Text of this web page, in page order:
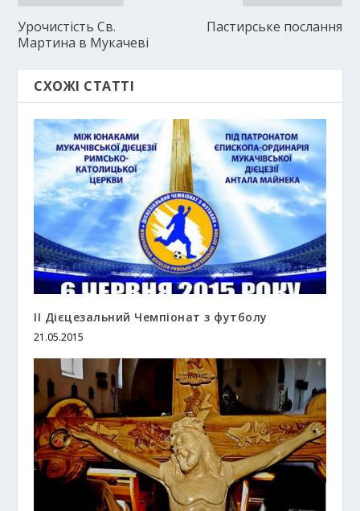
Урочистість Св.
Мартина в Мукачеві
Пастирське послання
СХОЖІ СТАТТІ
II Дієцезальний Чемпіонат з футболу
21.05.2015